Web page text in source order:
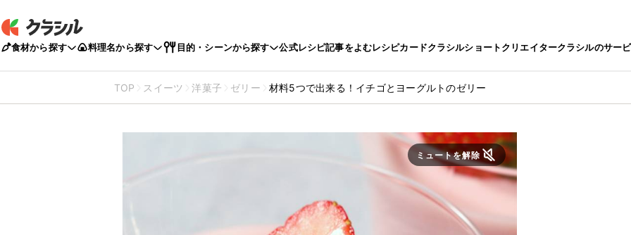
食材から探す 料理名から探す 目的・シーンから探す 公式レシピ記事をよむレシピカードクラシルショートクリエイタークラシルのサー
TOP スイーツ 洋菓子 ゼリー 材料5つで出来る！イチゴとヨーグルトのゼリー
ミュートを解除